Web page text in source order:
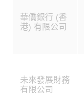
華僑銀行 (香
港) 有限公司
未來發展財務
有限公司